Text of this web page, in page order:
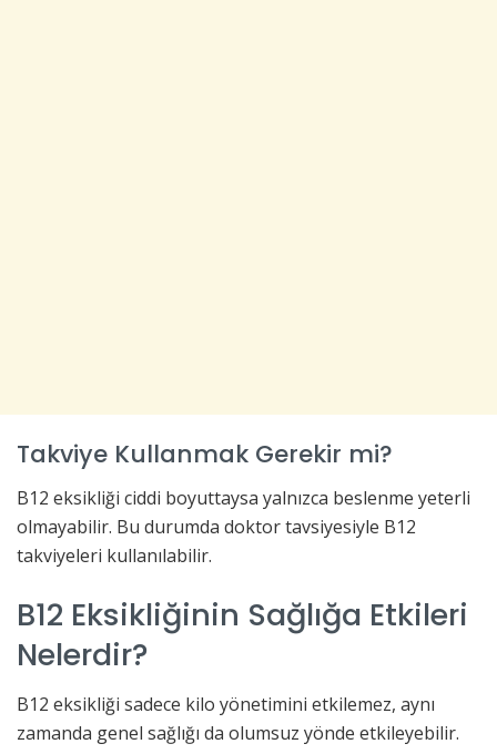
Takviye Kullanmak Gerekir mi?
B12 eksikliği ciddi boyuttaysa yalnızca beslenme yeterli
olmayabilir. Bu durumda doktor tavsiyesiyle B12
takviyeleri kullanılabilir.
B12 Eksikliğinin Sağlığa Etkileri
Nelerdir?
B12 eksikliği sadece kilo yönetimini etkilemez, aynı
zamanda genel sağlığı da olumsuz yönde etkileyebilir.